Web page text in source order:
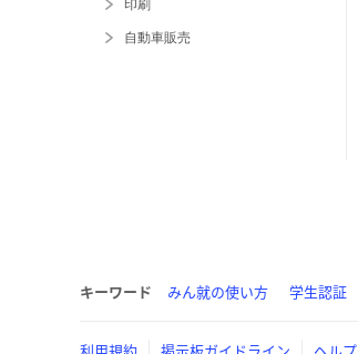
印刷
自動車販売
キーワード みん就の使い方 学生認証